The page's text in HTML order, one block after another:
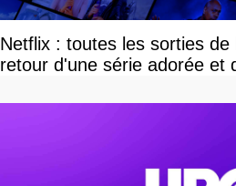
Netflix : toutes les sorties
retour d'une série adorée et